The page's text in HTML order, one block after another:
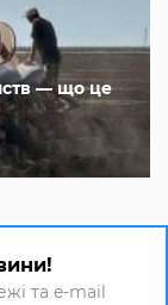
— що це
та e-mail